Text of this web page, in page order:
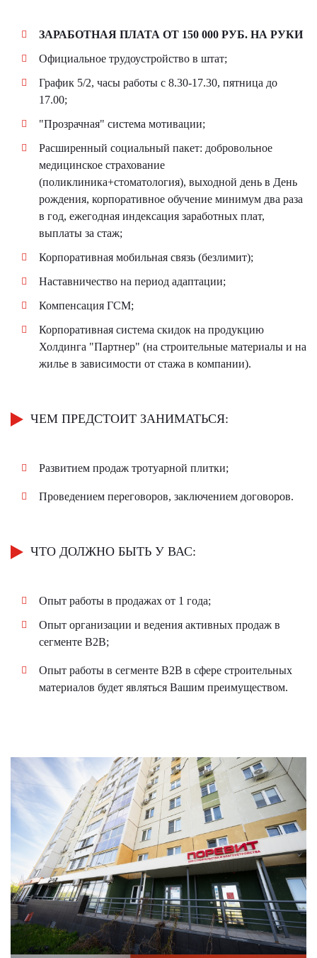
ЗАРАБОТНАЯ ПЛАТА ОТ 150 000 РУБ. НА РУКИ
Официальное трудоустройство в штат;
График 5/2, часы работы с 8.30-17.30, пятница до
17.00;
"Прозрачная" система мотивации;
Расширенный социальный пакет: добровольное
медицинское страхование
(поликлиника+стоматология), выходной день в День
рождения, корпоративное обучение минимум два раза
в год, ежегодная индексация заработных плат,
выплаты за стаж;
Корпоративная мобильная связь (безлимит);
Наставничество на период адаптации;
Компенсация ГСМ;
Корпоративная система скидок на продукцию
Холдинга "Партнер" (на строительные материалы и на
жилье в зависимости от стажа в компании).
ЧЕМ ПРЕДСТОИТ ЗАНИМАТЬСЯ:
Развитием продаж тротуарной плитки;
Проведением переговоров, заключением договоров.
ЧТО ДОЛЖНО БЫТЬ У ВАС:
Опыт работы в продажах от 1 года;
Опыт организации и ведения активных продаж в
сегменте B2B;
Опыт работы в сегменте B2B в сфере строительных
материалов будет являться Вашим преимуществом.